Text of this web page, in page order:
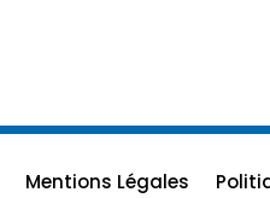
Mentions Légales